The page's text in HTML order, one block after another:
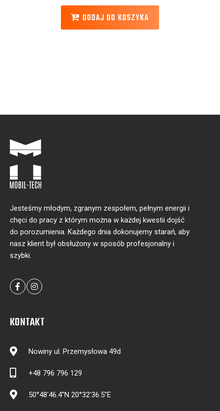
DODAJ DO KOSZYKA
Jesteśmy młodym, zgranym zespołem, pełnym energii i
chęci do pracy z którym można w każdej kwestii dojść
do porozumienia. Każdego dnia dokonujemy starań, aby
nasz klient był obsłużony w sposób profesjonalny i
szybki.
KONTAKT
Nowiny ul. Przemysłowa 49d
+48 796 796 129
50°48'46.4"N 20°32'36.5"E